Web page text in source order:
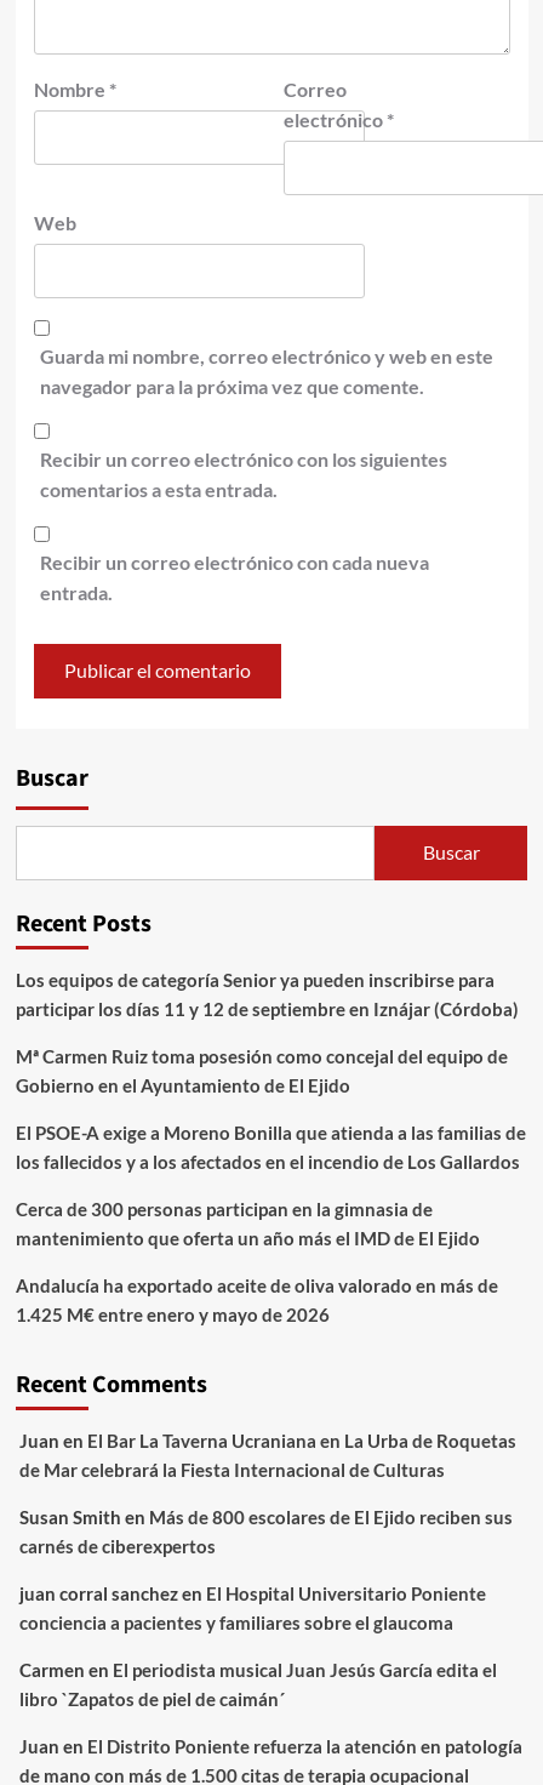
Nombre *
Correo
electrónico *
Web
Guarda mi nombre, correo electrónico y web en este
navegador para la próxima vez que comente.
Recibir un correo electrónico con los siguientes
comentarios a esta entrada.
Recibir un correo electrónico con cada nueva
entrada.
Buscar
Buscar
Recent Posts
Los equipos de categoría Senior ya pueden inscribirse para
participar los días 11 y 12 de septiembre en Iznájar (Córdoba)
Mª Carmen Ruiz toma posesión como concejal del equipo de
Gobierno en el Ayuntamiento de El Ejido
El PSOE-A exige a Moreno Bonilla que atienda a las familias de
los fallecidos y a los afectados en el incendio de Los Gallardos
Cerca de 300 personas participan en la gimnasia de
mantenimiento que oferta un año más el IMD de El Ejido
Andalucía ha exportado aceite de oliva valorado en más de
1.425 M€ entre enero y mayo de 2026
Recent Comments
Juan en El Bar La Taverna Ucraniana en La Urba de Roquetas
de Mar celebrará la Fiesta Internacional de Culturas
Susan Smith en Más de 800 escolares de El Ejido reciben sus
carnés de ciberexpertos
juan corral sanchezen El Hospital Universitario Poniente
conciencia a pacientes y familiares sobre el glaucoma
Carmen en El periodista musical Juan Jesús García edita el
libro `Zapatos de piel de caimán´
Juan en El Distrito Poniente refuerza la atención en patología
de mano con más de 1.500 citas de terapia ocupacional